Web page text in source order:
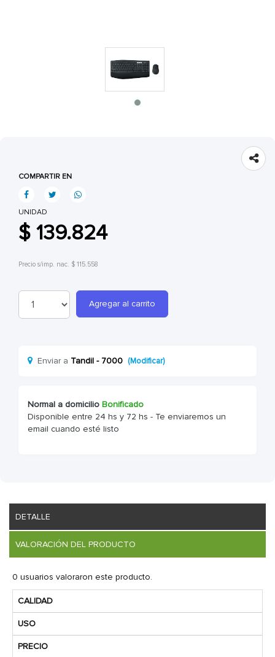
COMPARTIR EN
UNIDAD
$ 139.824
Precio s/imp. nac. $ 115.558
Agregar al carrito
Enviar a Tandil - 7000 (Modificar)
Normal a domicilio Bonificado
Disponible entre 24 hs y 72 hs - Te enviaremos un
email cuando esté listo
DETALLE
VALORACIÓN DEL PRODUCTO
0 usuarios valoraron este producto.
CALIDAD
USO
PRECIO